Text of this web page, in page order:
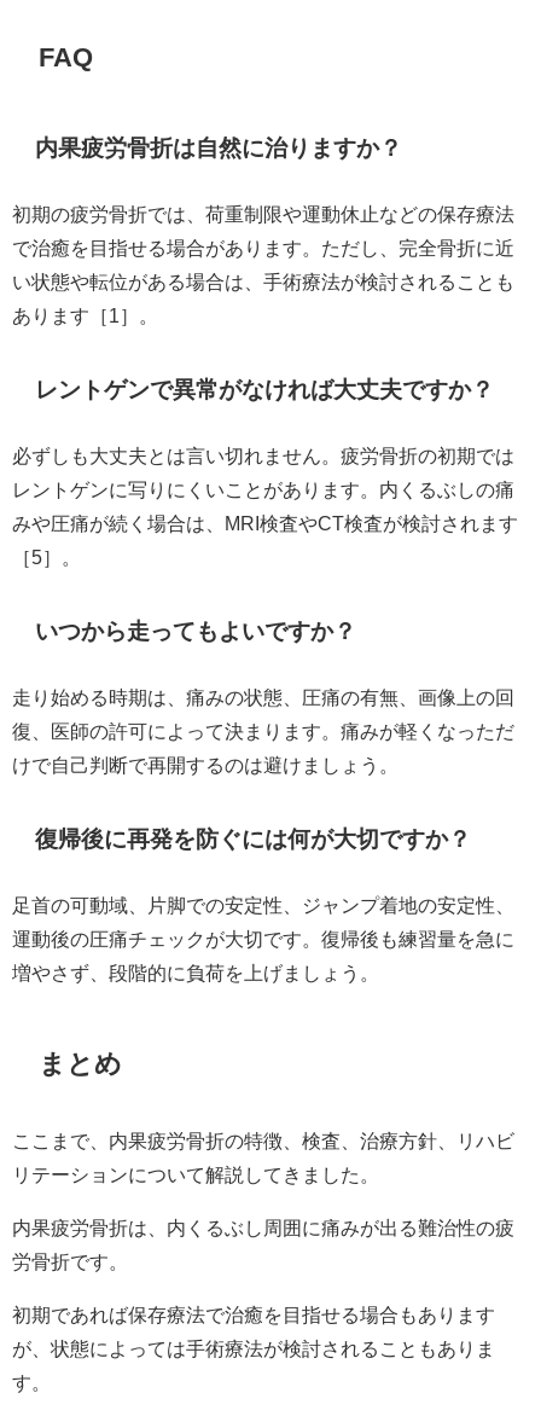
FAQ
内果疲労骨折は自然に治りますか？
初期の疲労骨折では、荷重制限や運動休止などの保存療法
で治癒を目指せる場合があります。ただし、完全骨折に近
い状態や転位がある場合は、手術療法が検討されることも
あります［1］。
レントゲンで異常がなければ大丈夫ですか？
必ずしも大丈夫とは言い切れません。疲労骨折の初期では
レントゲンに写りにくいことがあります。内くるぶしの痛
みや圧痛が続く場合は、MRI検査やCT検査が検討されます
［5］。
いつから走ってもよいですか？
走り始める時期は、痛みの状態、圧痛の有無、画像上の回
復、医師の許可によって決まります。痛みが軽くなっただ
けで自己判断で再開するのは避けましょう。
復帰後に再発を防ぐには何が大切ですか？
足首の可動域、片脚での安定性、ジャンプ着地の安定性、
運動後の圧痛チェックが大切です。復帰後も練習量を急に
増やさず、段階的に負荷を上げましょう。
まとめ
ここまで、内果疲労骨折の特徴、検査、治療方針、リハビ
リテーションについて解説してきました。
内果疲労骨折は、内くるぶし周囲に痛みが出る難治性の疲
労骨折です。
初期であれば保存療法で治癒を目指せる場合もあります
が、状態によっては手術療法が検討されることもありま
す。